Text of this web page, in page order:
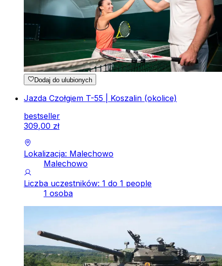
Dodaj do ulubionych
Jazda Czołgiem T-55 | Koszalin (okolice)
bestseller
309,00 zł
Lokalizacja: Malechowo
Malechowo
Liczba uczestników: 1 do 1 people
1 osoba